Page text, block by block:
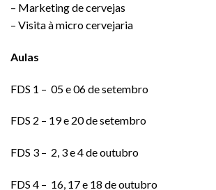
– Marketing de cervejas
– Visita à micro cervejaria
Aulas
FDS 1 – 05 e 06 de setembro
FDS 2 – 19 e 20 de setembro
FDS 3 – 2, 3 e 4 de outubro
FDS 4 – 16, 17 e 18 de outubro